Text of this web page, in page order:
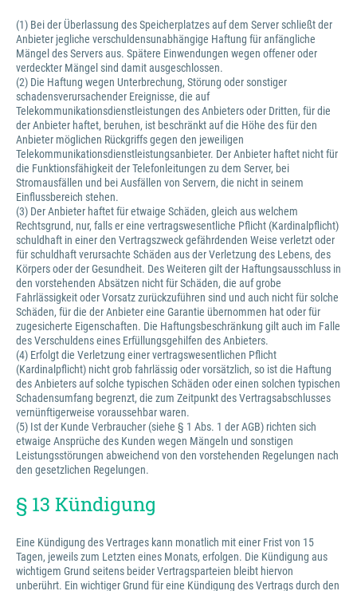
(1) Bei der Überlassung des Speicherplatzes auf dem Server schließt der
Anbieter jegliche verschuldensunabhängige Haftung für anfängliche
Mängel des Servers aus. Spätere Einwendungen wegen offener oder
verdeckter Mängel sind damit ausgeschlossen.
(2) Die Haftung wegen Unterbrechung, Störung oder sonstiger
schadensverursachender Ereignisse, die auf
Telekommunikationsdienstleistungen des Anbieters oder Dritten, für die
der Anbieter haftet, beruhen, ist beschränkt auf die Höhe des für den
Anbieter möglichen Rückgriffs gegen den jeweiligen
Telekommunikationsdienstleistungsanbieter. Der Anbieter haftet nicht für
die Funktionsfähigkeit der Telefonleitungen zu dem Server, bei
Stromausfällen und bei Ausfällen von Servern, die nicht in seinem
Einflussbereich stehen.
(3) Der Anbieter haftet für etwaige Schäden, gleich aus welchem
Rechtsgrund, nur, falls er eine vertragswesentliche Pflicht (Kardinalpflicht)
schuldhaft in einer den Vertragszweck gefährdenden Weise verletzt oder
für schuldhaft verursachte Schäden aus der Verletzung des Lebens, des
Körpers oder der Gesundheit. Des Weiteren gilt der Haftungsausschluss in
den vorstehenden Absätzen nicht für Schäden, die auf grobe
Fahrlässigkeit oder Vorsatz zurückzuführen sind und auch nicht für solche
Schäden, für die der Anbieter eine Garantie übernommen hat oder für
zugesicherte Eigenschaften. Die Haftungsbeschränkung gilt auch im Falle
des Verschuldens eines Erfüllungsgehilfen des Anbieters.
(4) Erfolgt die Verletzung einer vertragswesentlichen Pflicht
(Kardinalpflicht) nicht grob fahrlässig oder vorsätzlich, so ist die Haftung
des Anbieters auf solche typischen Schäden oder einen solchen typischen
Schadensumfang begrenzt, die zum Zeitpunkt des Vertragsabschlusses
vernünftigerweise voraussehbar waren.
(5) Ist der Kunde Verbraucher (siehe § 1 Abs. 1 der AGB) richten sich
etwaige Ansprüche des Kunden wegen Mängeln und sonstigen
Leistungsstörungen abweichend von den vorstehenden Regelungen nach
den gesetzlichen Regelungen.
§ 13 Kündigung
Eine Kündigung des Vertrages kann monatlich mit einer Frist von 15
Tagen, jeweils zum Letzten eines Monats, erfolgen. Die Kündigung aus
wichtigem Grund seitens beider Vertragsparteien bleibt hiervon
unberührt. Ein wichtiger Grund für eine Kündigung des Vertrags durch den